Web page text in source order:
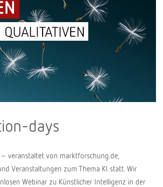
days
veranstaltet von marktforschung.de,
Veranstaltungen zum Thema KI statt. Wir
Webinar zu Künstlicher Intelligenz in der